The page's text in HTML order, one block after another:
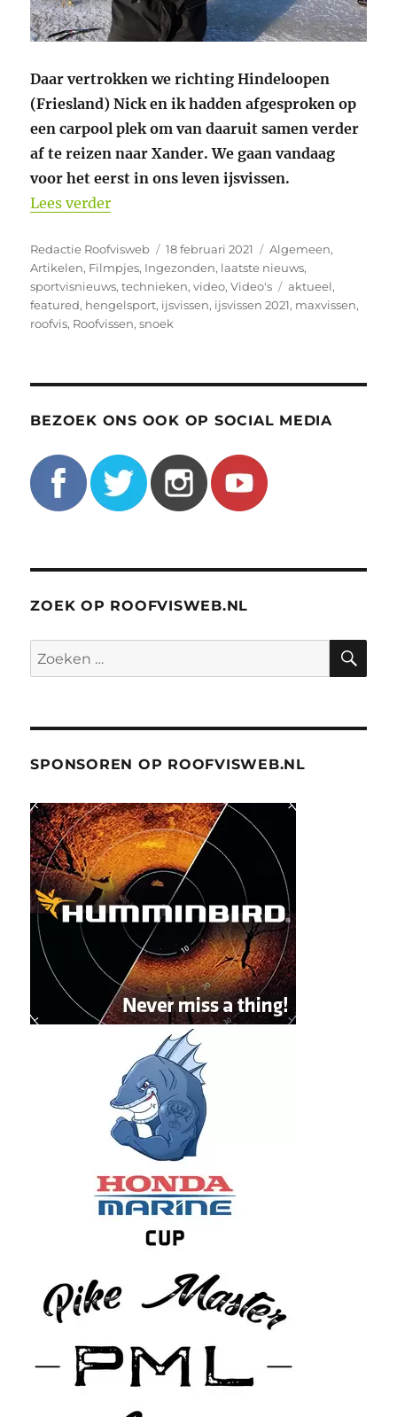
Daar vertrokken we richting Hindeloopen
(Friesland) Nick en ik hadden afgesproken op
een carpool plek om van daaruit samen verder
af te reizen naar Xander. We gaan vandaag
voor het eerst in ons leven ijsvissen.
Lees verder“Video IJsvissen in Nederland. NIEUW
Auteur
Redactie Roofvisweb
Geplaatst
op
18 februari 2021 Categorieën
Algemeen,
Artikelen, Filmpjes, Ingezonden, laatste nieuws,
sportvisnieuws,technieken,video,Video's Tags
aktueel,
featured, hengelsport, ijsvissen, ijsvissen 2021, maxvissen,
roofvis, Roofvissen,snoek
BEZOEK ONS OOK OP SOCIAL MEDIA
ZOEK OP ROOFVISWEB.NL
Zoeken
naar:
SPONSOREN OP ROOFVISWEB.NL